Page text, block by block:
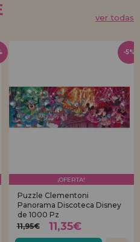
ver todas
¡OFERTA!
Puzzle Clementoni
Panorama Discoteca Disney
de 1000 Pz
11,95€
11,35€
-5%